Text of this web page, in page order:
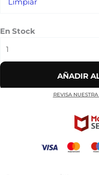
En Stock
AÑADIR
REVISA